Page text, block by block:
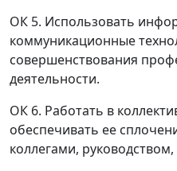
ОК 5. Использовать
коммуникационные
совершенствования
деятельности.
ОК 6. Работать в
обеспечивать ее
коллегами,